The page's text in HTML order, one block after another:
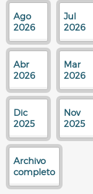
Ago
2026
Jul
2026
Abr
2026
Mar
2026
Dic
2025
Nov
2025
Archivo
completo